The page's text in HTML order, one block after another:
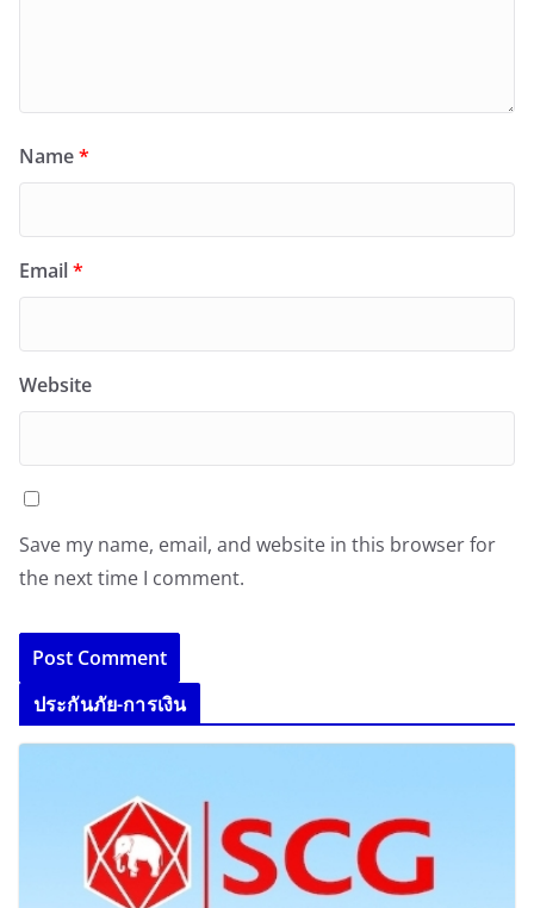
Name*
Email*
Website
Save my name, email, and website in this browser for
the next time I comment.
ประกันภัย-การเงิน